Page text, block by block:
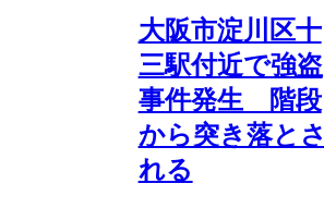
大阪市淀川区十
三駅付近で強盗
事件発生 階段
から突き落とさ
れる